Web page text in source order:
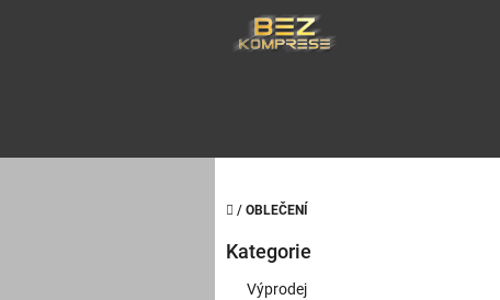
Domů
/ OBLEČENÍ
Přeskočit
Kategorie
Výprodej